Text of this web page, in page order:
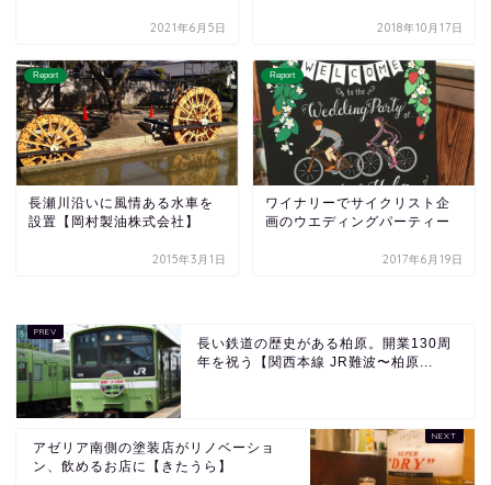
2021年6月5日 2018年10月17日
Report
長瀬川沿いに風情ある水車を
設置【岡村製油株式会社】
2015年3月1日
Report
ワイナリーでサイクリスト企
画のウエディングパーティー
2017年6月19日
長い鉄道の歴史がある柏原。開業130周
年を祝う【関西本線 JR難波〜柏原...
アゼリア南側の塗装店がリノベーショ
ン、飲めるお店に【きたうら】